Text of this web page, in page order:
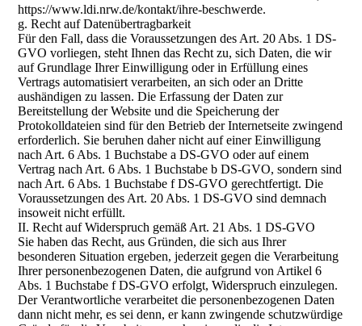
https://www.ldi.nrw.de/kontakt/ihre-beschwerde.
g. Recht auf Datenübertragbarkeit
Für den Fall, dass die Voraussetzungen des Art. 20 Abs. 1 DS-
GVO vorliegen, steht Ihnen das Recht zu, sich Daten, die wir
auf Grundlage Ihrer Einwilligung oder in Erfüllung eines
Vertrags automatisiert verarbeiten, an sich oder an Dritte
aushändigen zu lassen. Die Erfassung der Daten zur
Bereitstellung der Website und die Speicherung der
Protokolldateien sind für den Betrieb der Internetseite zwingend
erforderlich. Sie beruhen daher nicht auf einer Einwilligung
nach Art. 6 Abs. 1 Buchstabe a DS-GVO oder auf einem
Vertrag nach Art. 6 Abs. 1 Buchstabe b DS-GVO, sondern sind
nach Art. 6 Abs. 1 Buchstabe f DS-GVO gerechtfertigt. Die
Voraussetzungen des Art. 20 Abs. 1 DS-GVO sind demnach
insoweit nicht erfüllt.
II. Recht auf Widerspruch gemäß Art. 21 Abs. 1 DS-GVO
Sie haben das Recht, aus Gründen, die sich aus Ihrer
besonderen Situation ergeben, jederzeit gegen die Verarbeitung
Ihrer personenbezogenen Daten, die aufgrund von Artikel 6
Abs. 1 Buchstabe f DS-GVO erfolgt, Widerspruch einzulegen.
Der Verantwortliche verarbeitet die personenbezogenen Daten
dann nicht mehr, es sei denn, er kann zwingende schutzwürdige